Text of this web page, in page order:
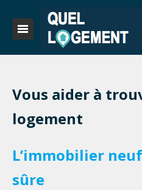
Vous aider à
logement
L’immobilier
sûre